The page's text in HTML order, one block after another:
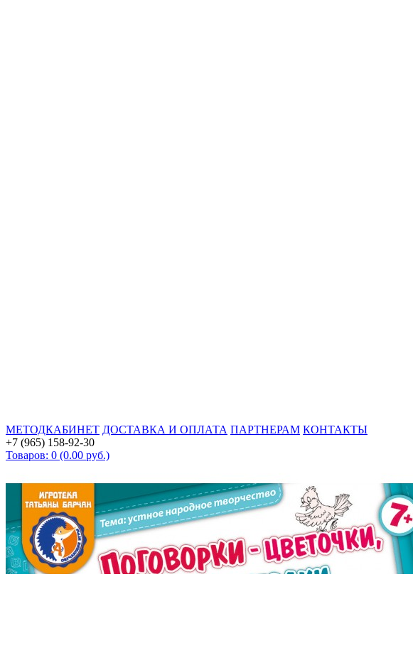
МЕТОДКАБИНЕТ ДОСТАВКА И ОПЛАТА ПАРТНЕРАМ КОНТАКТЫ
+7 (965) 158-92-30
Товаров: 0 (0.00 руб.)